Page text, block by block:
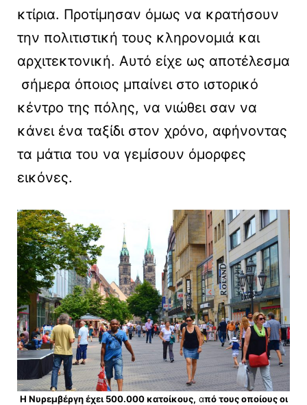
κτίρια. Προτίμησαν όμως να κρατήσουν
την πολιτιστική τους κληρονομιά και
αρχιτεκτονική. Αυτό είχε ως αποτέλεσμα
σήμερα όποιος μπαίνει στο ιστορικό
κέντρο της πόλης, να νιώθει σαν να
κάνει ένα ταξίδι στον χρόνο, αφήνοντας
τα μάτια του να γεμίσουν όμορφες
εικόνες.
Η Νυρεμβέργη έχει 500.000 κατοίκους, από τους οποίους οι